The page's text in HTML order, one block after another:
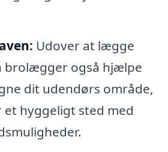
Udover at lægge
brolægger også hjælpe
dit udendørs område,
et hyggeligt sted med